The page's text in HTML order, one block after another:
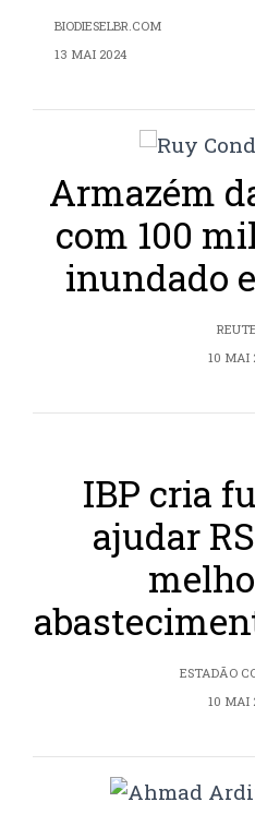
BIODIESELBR.COM
13 MAI 2024
Armazém
com 100
inundado
10 MAI
IBP cria
ajudar
ESTADÃO
10 MAI